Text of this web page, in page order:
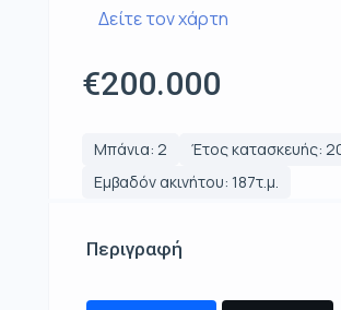
Δείτε τον χάρτη
€200.000
Μπάνια: 2
Έτος κατασκευής:
Εμβαδόν ακινήτου: 187τ.μ.
Περιγραφή